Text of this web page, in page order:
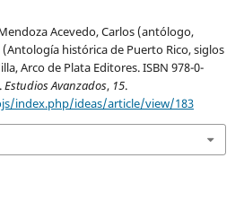
Acevedo, Carlos (antólogo,
histórica de Puerto Rico, siglos
Arco de Plata Editores. ISBN 978-0-
Estudios Avanzados, 15.
index.php/ideas/article/view/183